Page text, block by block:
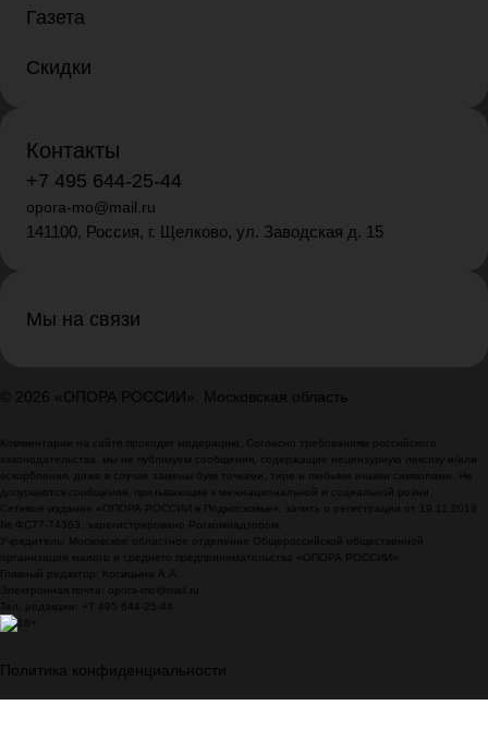
Газета
Скидки
Контакты
+7 495 644-25-44
opora-mo@mail.ru
141100, Россия, г. Щелково, ул. Заводская д. 15
Мы на связи
© 2026 «ОПОРА РОССИИ»: Московская область
Комментарии на сайте проходят модерацию. Согласно требованиям российского
законодательства, мы не публикуем сообщения, содержащие нецензурную лексику и/или
оскорбления, даже в случае замены букв точками, тире и любыми иными символами. Не
допускаются сообщения, призывающие к межнациональной и социальной розни.
Сетевое издание «ОПОРА РОССИИ в Подмосковье», запись о регистрации от 19.11.2018
№ ФС77-74363, зарегистрировано Роскомнадзором.
Учредитель: Московское областное отделение Общероссийской общественной
организации малого и среднего предпринимательства «ОПОРА РОССИИ»
Главный редактор: Косицына А.А.
Электронная почта: opora-mo@mail.ru
Тел. редакции: +7 495 644-25-44
Политика конфиденциальности